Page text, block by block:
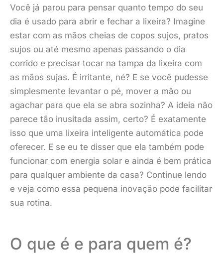
Você já parou para pensar quanto tempo do seu
dia é usado para abrir e fechar a lixeira? Imagine
estar com as mãos cheias de copos sujos, pratos
sujos ou até mesmo apenas passando o dia
corrido e precisar tocar na tampa da lixeira com
as mãos sujas. É irritante, né? E se você pudesse
simplesmente levantar o pé, mover a mão ou
agachar para que ela se abra sozinha? A ideia não
parece tão inusitada assim, certo? É exatamente
isso que uma lixeira inteligente automática pode
oferecer. E se eu te disser que ela também pode
funcionar com energia solar e ainda é bem prática
para qualquer ambiente da casa? Continue lendo
e veja como essa pequena inovação pode facilitar
sua rotina.
O que é e para quem é?